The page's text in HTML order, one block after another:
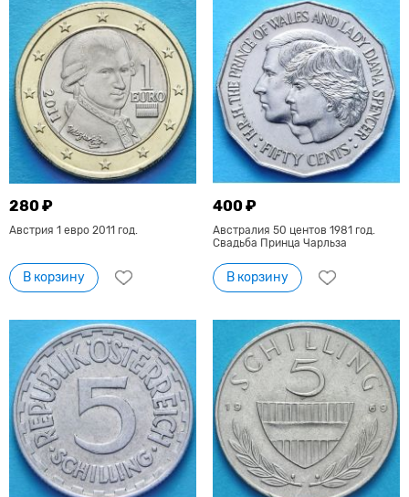
280 ₽
Австрия 1 евро 2011 год.
В корзину
400 ₽
Австралия 50 центов 1981 год.
Свадьба Принца Чарльза
В корзину